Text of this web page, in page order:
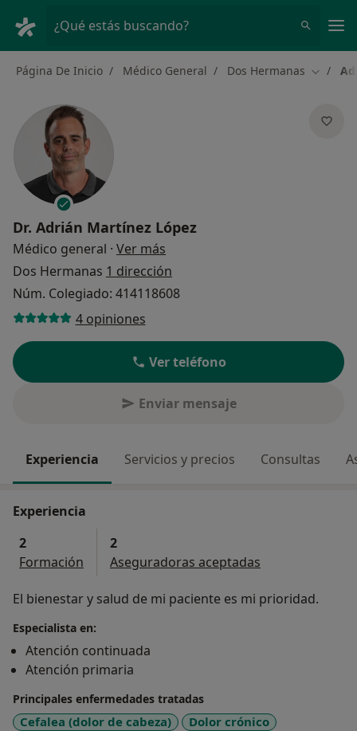
¿Qué estás buscando?
Página De Inicio Médico General Dos Hermanas
Dr. Adrián Martínez López
Médico general · Ver más
Dos Hermanas 1 dirección
Núm. Colegiado: 414118608
4 opiniones
Ver teléfono
Enviar mensaje
Experiencia Servicios y precios Consultas
Experiencia
2
Formación
2
Aseguradoras aceptadas
El bienestar y salud de mi paciente es mi prioridad.
Especialista en:
Atención continuada
Atención primaria
Principales enfermedades tratadas
Cefalea (dolor de cabeza)
Dolor crónico